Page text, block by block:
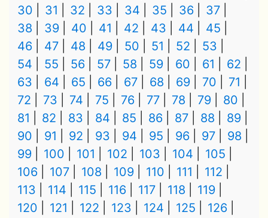
30
31 32 33 34 35 36
37
38
39 40 41 42 43 44
45
46
47 48 49 50 51 52
53
54
55 56 57 58 59 60 61
62
63
64 65 66 67 68 69 70
71
72
73 74 75 76 77 78 79
80
81
82 83 84 85 86 87 88
89
90
91 92 93 94 95 96 97
98
99
100 101 102 103 104
105
106
107 108 109 110 111
112
113
114 115 116 117 118
119
120
121 122 123 124 125
126